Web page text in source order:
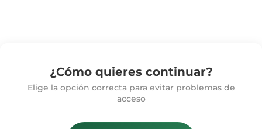
¿Cómo quieres continuar?
Elige la opción correcta para evitar problemas de
acceso